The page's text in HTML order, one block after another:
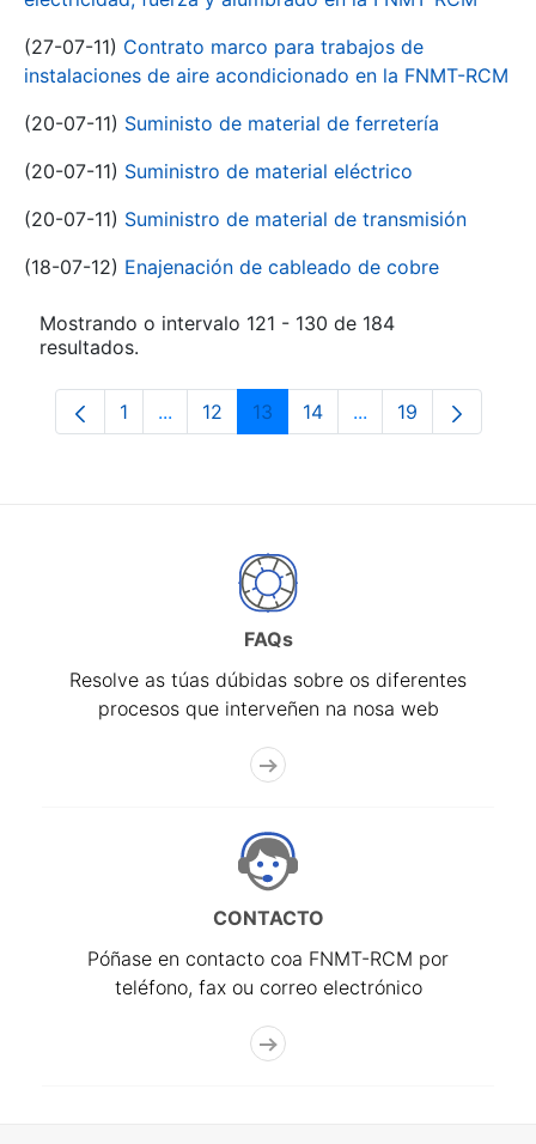
(27-07-11) Contrato marco para trabajos de
instalaciones de aire acondicionado en la FNMT-RCM
(20-07-11) Suministo de material de ferretería
(20-07-11) Suministro de material eléctrico
(20-07-11) Suministro de material de transmisión
(18-07-12) Enajenación de cableado de cobre
Mostrando o intervalo 121 - 130 de 184
resultados.
Páxina
1 ...Páxinas intermedias Use pestaña para
Páxina
12 Páxina
13 Páxina
14 ...PáxinasPáxina
19
FAQs
Resolve as túas dúbidas sobre os diferentes
procesos que interveñen na nosa web
CONTACTO
Póñase en contacto coa FNMT-RCM por
teléfono, fax ou correo electrónico